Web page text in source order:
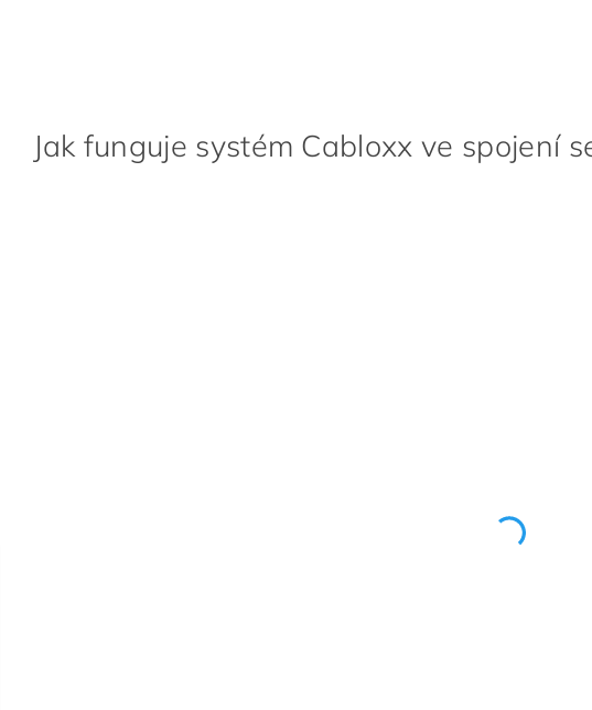
Jak funguje systém Cabloxx ve spojení